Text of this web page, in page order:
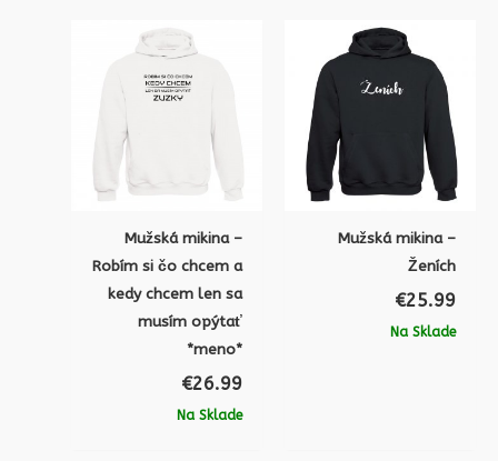
Mužská mikina –
Robím si čo chcem a
kedy chcem len sa
musím opýtať
*meno*
€26.99
Na Sklade
Mužská mikina –
Ženích
€25.99
Na Sklade